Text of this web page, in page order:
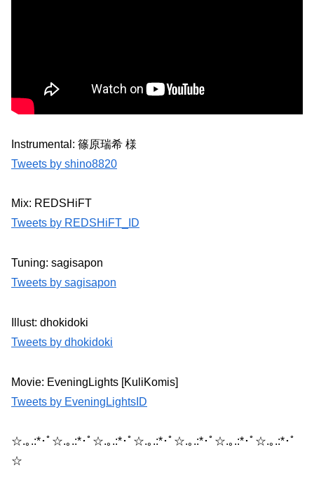
Instrumental: 篠原瑞希 様
Tweets by shino8820
Mix: REDSHiFT
Tweets by REDSHiFT_ID
Tuning: sagisapon
Tweets by sagisapon
Illust: dhokidoki
Tweets by dhokidoki
Movie: EveningLights [KuliKomis]
Tweets by EveningLightsID
☆.｡.:*･ﾟ☆.｡.:*･ﾟ☆.｡.:*･ﾟ☆.｡.:*･ﾟ☆.｡.:*･ﾟ☆.｡.:*･ﾟ☆.｡.:*･ﾟ
☆